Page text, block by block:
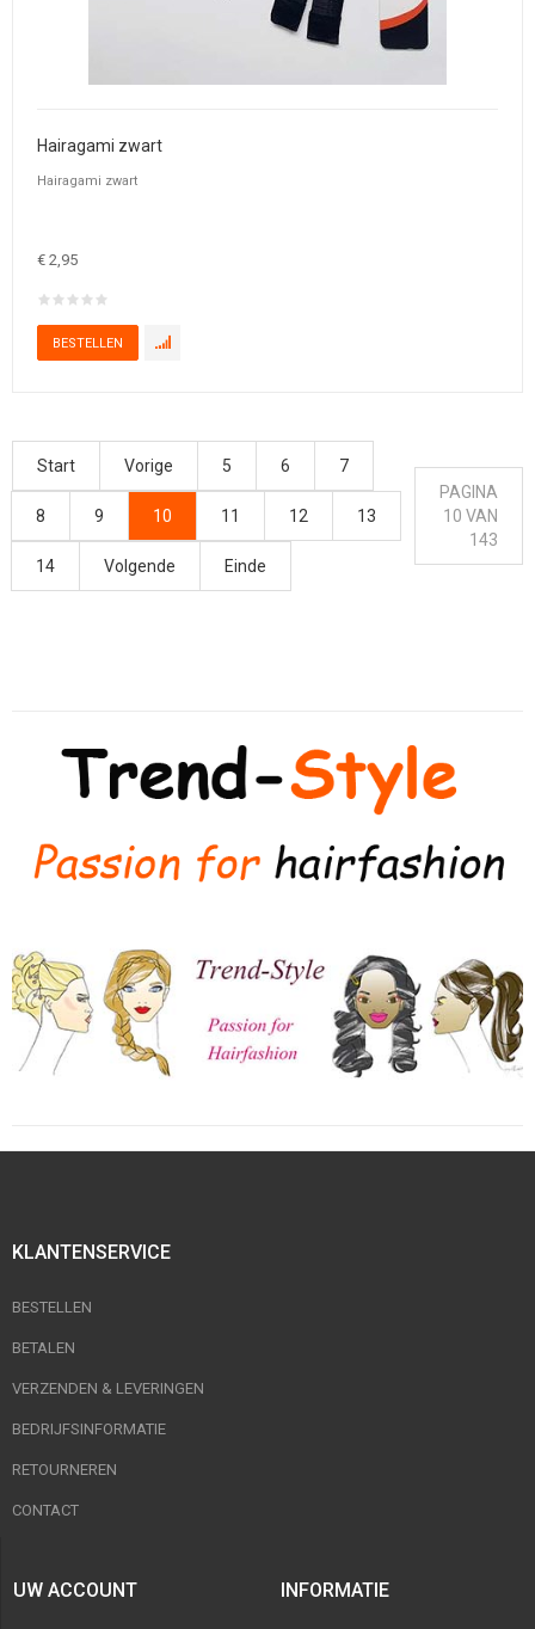
Hairagami zwart
Hairagami zwart
€ 2,95
Start Vorige 5 6 7
8 9 10 11 12 13
14 Volgende Einde
PAGINA
10 VAN
143
KLANTENSERVICE
BESTELLEN
BETALEN
VERZENDEN & LEVERINGEN
BEDRIJFSINFORMATIE
RETOURNEREN
CONTACT
UW ACCOUNT INFORMATIE